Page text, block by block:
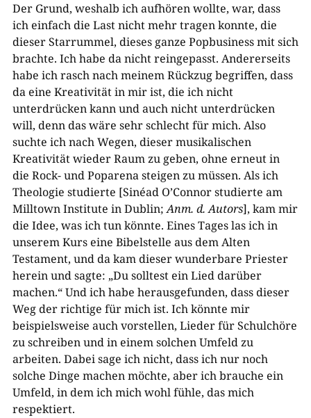
Der Grund, weshalb ich aufhören wollte, war, dass
ich einfach die Last nicht mehr tragen konnte, die
dieser Starrummel, dieses ganze Popbusiness mit sich
brachte. Ich habe da nicht reingepasst. Andererseits
habe ich rasch nach meinem Rückzug begriffen, dass
da eine Kreativität in mir ist, die ich nicht
unterdrücken kann und auch nicht unterdrücken
will, denn das wäre sehr schlecht für mich. Also
suchte ich nach Wegen, dieser musikalischen
Kreativität wieder Raum zu geben, ohne erneut in
die Rock- und Poparena steigen zu müssen. Als ich
Theologie studierte [Sinéad O’Connor studierte am
Milltown Institute in Dublin;Anm. d. Autors], kam mir
die Idee, was ich tun könnte. Eines Tages las ich in
unserem Kurs eine Bibelstelle aus dem Alten
Testament, und da kam dieser wunderbare Priester
herein und sagte: „Du solltest ein Lied darüber
machen.“ Und ich habe herausgefunden, dass dieser
Weg der richtige für mich ist. Ich könnte mir
beispielsweise auch vorstellen, Lieder für Schulchöre
zu schreiben und in einem solchen Umfeld zu
arbeiten. Dabei sage ich nicht, dass ich nur noch
solche Dinge machen möchte, aber ich brauche ein
Umfeld, in dem ich mich wohl fühle, das mich
respektiert.